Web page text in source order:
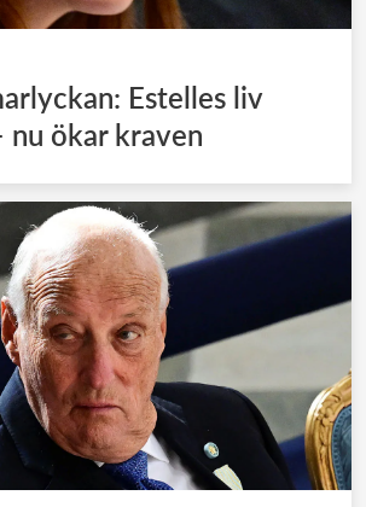
Estelles liv
nu ökar kraven